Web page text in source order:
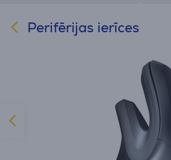
Perifērijas ierīces